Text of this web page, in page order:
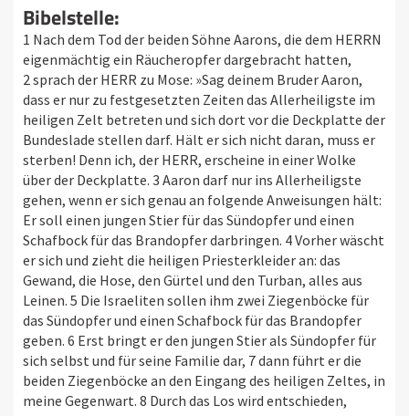
Bibelstelle:
1 Nach dem Tod der beiden Söhne Aarons, die dem HERRN
eigenmächtig ein Räucheropfer dargebracht hatten,
2 sprach der HERR zu Mose: »Sag deinem Bruder Aaron,
dass er nur zu festgesetzten Zeiten das Allerheiligste im
heiligen Zelt betreten und sich dort vor die Deckplatte der
Bundeslade stellen darf. Hält er sich nicht daran, muss er
sterben! Denn ich, der HERR, erscheine in einer Wolke
über der Deckplatte. 3 Aaron darf nur ins Allerheiligste
gehen, wenn er sich genau an folgende Anweisungen hält:
Er soll einen jungen Stier für das Sündopfer und einen
Schafbock für das Brandopfer darbringen. 4 Vorher wäscht
er sich und zieht die heiligen Priesterkleider an: das
Gewand, die Hose, den Gürtel und den Turban, alles aus
Leinen. 5 Die Israeliten sollen ihm zwei Ziegenböcke für
das Sündopfer und einen Schafbock für das Brandopfer
geben. 6 Erst bringt er den jungen Stier als Sündopfer für
sich selbst und für seine Familie dar, 7 dann führt er die
beiden Ziegenböcke an den Eingang des heiligen Zeltes, in
meine Gegenwart. 8 Durch das Los wird entschieden,